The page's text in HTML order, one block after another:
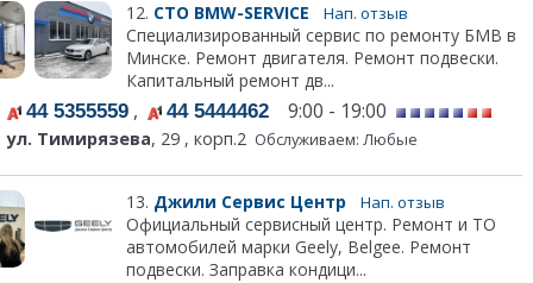
12. СТО BMW-SERVICE Нап. отзыв
Специализированный сервис по ремонту БМВ в
Минске. Ремонт двигателя. Ремонт подвески.
Капитальный ремонт дв...
44 5355559 , 44 5444462 9:00 - 19:00
ул. Тимирязева, 29 , корп.2 Обслуживаем: Любые
13. Джили Сервис Центр Нап. отзыв
Официальный сервисный центр. Ремонт и ТО
автомобилей марки Geely, Belgee. Ремонт
подвески. Заправка кондици...